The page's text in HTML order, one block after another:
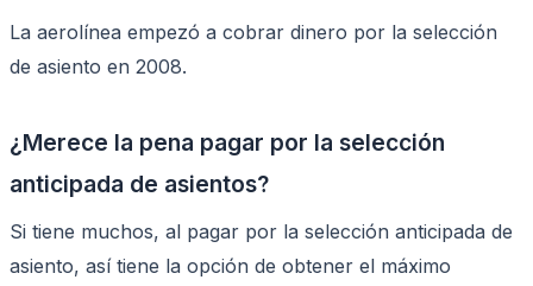
La aerolínea empezó a cobrar dinero por la selección
de asiento en 2008.
¿Merece la pena pagar por la selección
anticipada de asientos?
Si tiene muchos, al pagar por la selección anticipada de
asiento, así tiene la opción de obtener el máximo